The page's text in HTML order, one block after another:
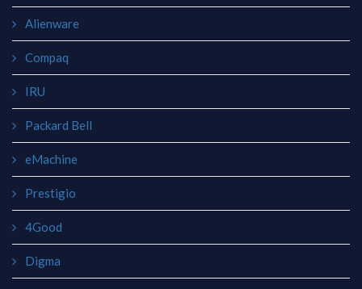
Alienware
Compaq
IRU
Packard Bell
eMachine
Prestigio
4Good
Digma